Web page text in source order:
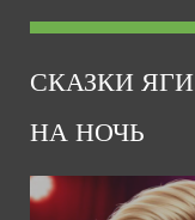
СКАЗКИ ЯГИ
НА НОЧЬ